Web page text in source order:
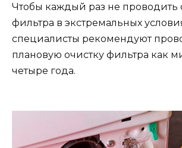
Чтобы каждый раз не проводить
фильтра в экстремальных
специалисты рекомендуют
плановую очистку фильтра как
четыре года.